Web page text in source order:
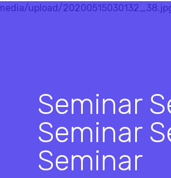
upload/
Seminar
Seminar
Seminar